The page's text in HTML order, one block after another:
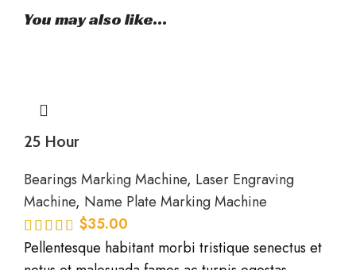
You may also like…
25 Hour
Bearings Marking Machine, Laser Engraving
Machine, Name Plate Marking Machine
$35.00
Pellentesque habitant morbi tristique senectus et